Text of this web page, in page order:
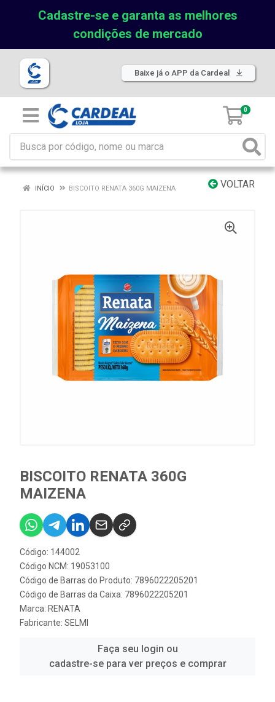
Cadastre-se e garanta as melhores
condições de mercado
Baixe já o APP da Cardeal
0
VOLTAR
INÍCIO BISCOITO RENATA 360G MAIZENA
BISCOITO RENATA 360G
MAIZENA
Código: 144002
Código NCM: 19053100
Código de Barras do Produto: 7896022205201
Código de Barras da Caixa: 7896022205201
Marca: RENATA
Fabricante: SELMI
Faça seu login ou
cadastre-se para ver preços e comprar